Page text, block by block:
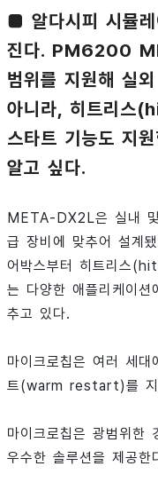
■ 알다시피 시뮬
진다. PM6200
범위를 지원해 실
아니라, 히트리스
스타트 기능도 지
알고 싶다.
META-DX2L은 실내
급 장비에 맞추어 설계
어박스부터 히트리스
는 다양한 애플리케이
추고 있다.
마이크로칩은 여러 세
트(warm restart)를 지
마이크로칩은 광범위한
우수한 솔루션을 제공한